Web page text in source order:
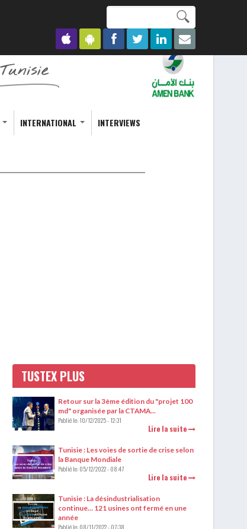
recherche
INTERNATIONAL
INTERVIEWS
TUSTEX PLUS
Retour sur la 3ème édition du "projet 100
md" organisée par la CTAMA...
Publié le:10/12/2025 - 12:31
Lire la suite
Tunisie : Les voies de sortie de crise selon
la Banque Mondiale
Publié le:05/12/2022 - 08:47
Lire la suite
Tunisie : La désindustrialisation
continue… 121 usines ont fermé en une
année
Publié le:08/11/2022 - 07:38